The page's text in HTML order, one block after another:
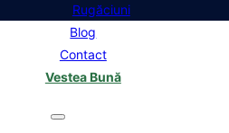
Rugăciuni
Blog
Contact
Vestea Bună